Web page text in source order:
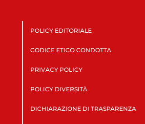
POLICY EDITORIALE
CODICE ETICO CONDOTTA
PRIVACY POLICY
POLICY DIVERSITÀ
DICHIARAZIONE DI TRASPARENZA